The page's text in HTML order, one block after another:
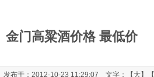
金门高粱酒价格 最低价
布于：2012-10-23 11:29:07 文字：【 大】【